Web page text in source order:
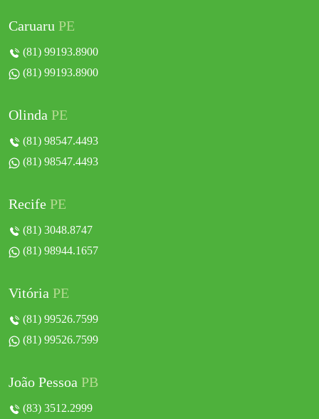
Caruaru PE
(81) 99193.8900
(81) 99193.8900
Olinda PE
(81) 98547.4493
(81) 98547.4493
Recife PE
(81) 3048.8747
(81) 98944.1657
Vitória PE
(81) 99526.7599
(81) 99526.7599
João Pessoa PB
(83) 3512.2999